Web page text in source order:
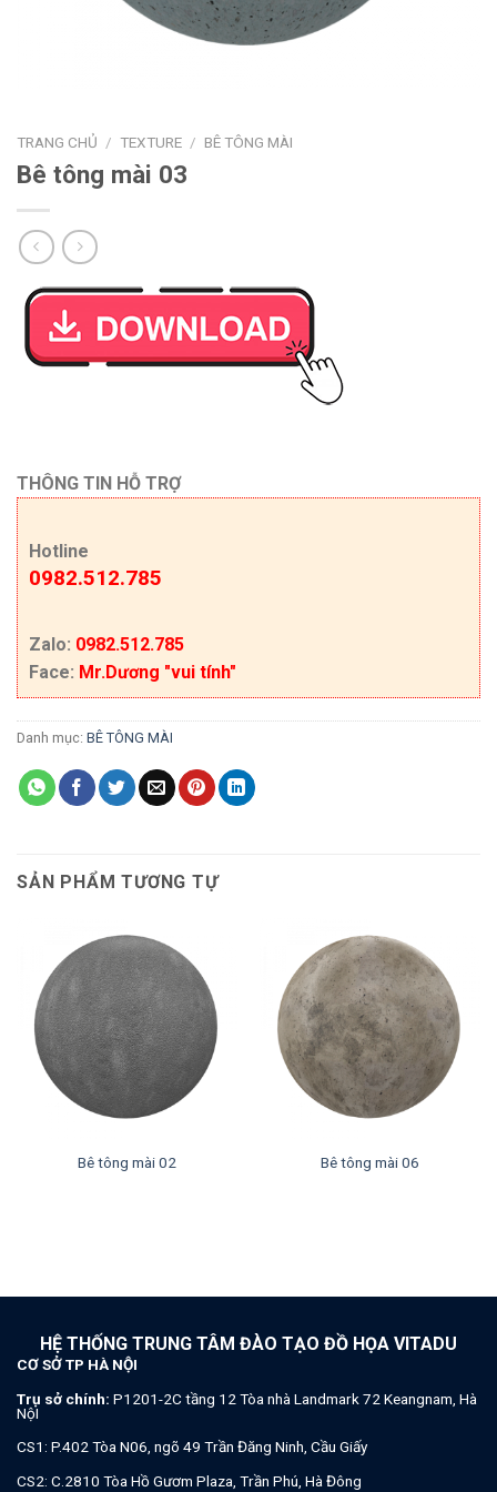
TRANG CHỦ / TEXTURE / BÊ TÔNG MÀI
Bê tông mài 03
THÔNG TIN HỖ TRỢ
Hotline
0982.512.785
Zalo: 0982.512.785
Face: Mr.Dương "vui tính"
Danh mục: BÊ TÔNG MÀI
SẢN PHẨM TƯƠNG TỰ
Bê tông mài 02 Bê tông mài 06
HỆ THỐNG TRUNG TÂM ĐÀO TẠO ĐỒ HỌA VITADU
CƠ SỞ TP HÀ NỘI
Trụ sở chính: P1201-2C tầng 12 Tòa nhà Landmark 72 Keangnam, Hà
NộI
CS1: P.402 Tòa N06, ngõ 49 Trần Đăng Ninh, Cầu Giấy
CS2: C.2810 Tòa Hồ Gươm Plaza, Trần Phú, Hà Đông